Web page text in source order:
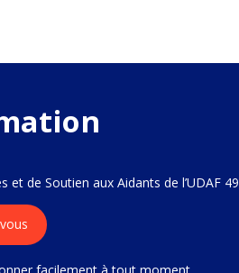
de Soutien aux Aidants de l’UDAF 49
facilement à tout moment.